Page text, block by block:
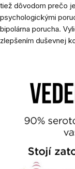
tiež dôvodom prečo
psychologickými
bipolárna porucha.
zlepšením duševnej